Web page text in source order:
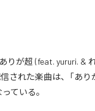
りが超 (feat. yururi. &
された楽曲は、「あり
ている。